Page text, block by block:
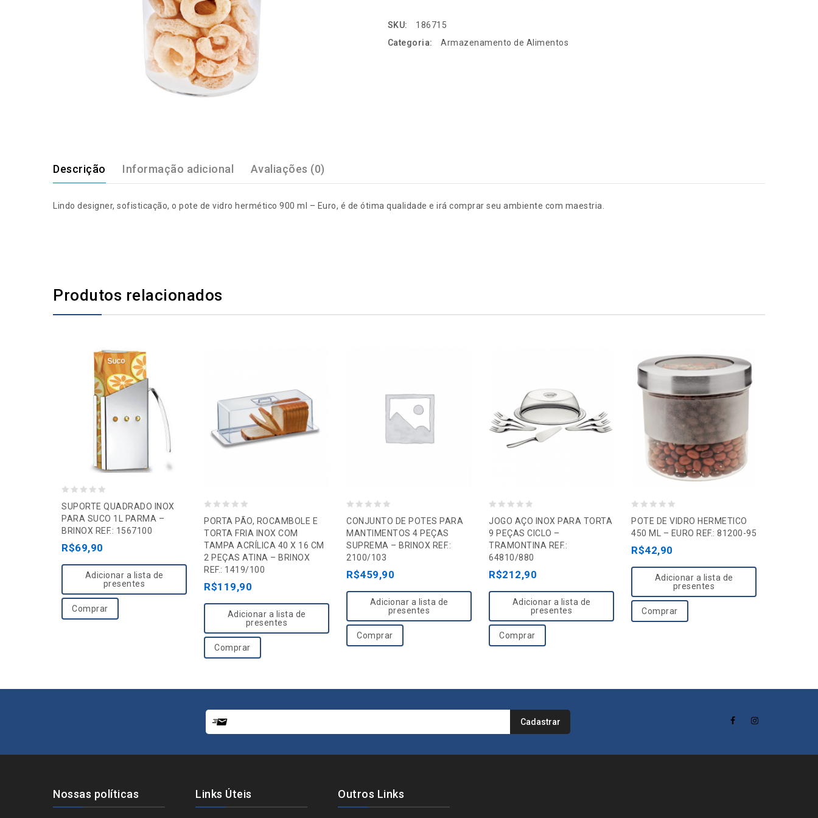
SKU:
186715
Categoria:
Armazenamento de Alimentos
Descrição Informação adicional Avaliações (0)
Lindo designer, sofisticação, o pote de vidro hermético 900 ml – Euro, é de ótima qualidade e irá comprar seu ambiente com maestria.
Produtos relacionados
o
u
t
5
SUPORTE QUADRADO INOX
PARA SUCO 1L PARMA –
BRINOX REF.: 1567100
R$69,90
Adicionar a lista de
presentes
Comprar
o
t
f
5
PORTA PÃO, ROCAMBOLE E
TORTA FRIA INOX COM
TAMPA ACRÍLICA 40 X 16 CM
2 PEÇAS ATINA – BRINOX
REF.: 1419/100
R$119,90
Adicionar a lista de
presentes
Comprar
o
u
t
o
f
CONJUNTO DE POTES PARA
MANTIMENTOS 4 PEÇAS
SUPREMA – BRINOX REF.:
2100/103
R$459,90
Adicionar a lista de
presentes
Comprar
o
t
o
f
JOGO AÇO INOX PARA TORTA
9 PEÇAS CICLO –
TRAMONTINA REF.:
64810/880
R$212,90
Adicionar a lista de
presentes
Comprar
o
u
POTE DE VIDRO HERMETICO
450 ML – EURO REF.: 81200-95
R$42,90
Adicionar a lista de
presentes
Comprar
Nossas políticas Links Úteis Outros Links